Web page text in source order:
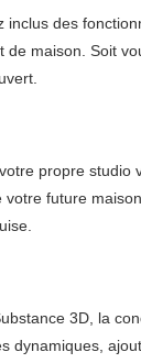
inclus des
de maison. Soit
propre studio
future
3D, la
dynamiques,